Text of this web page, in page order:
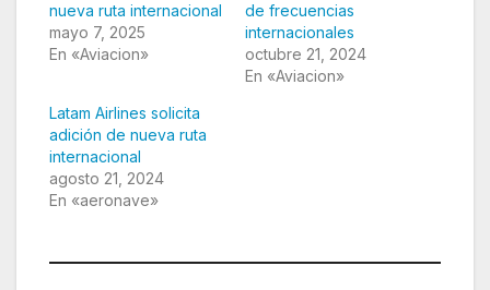
nueva ruta internacional
mayo 7, 2025
En «Aviacion»
de frecuencias
internacionales
octubre 21, 2024
En «Aviacion»
Latam Airlines solicita
adición de nueva ruta
internacional
agosto 21, 2024
En «aeronave»